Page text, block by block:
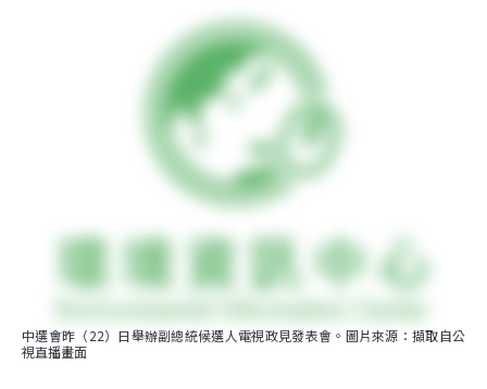
中選會昨（22）日舉辦副總統候選人電視政見發表會。圖片來源：擷取自公
視直播畫面